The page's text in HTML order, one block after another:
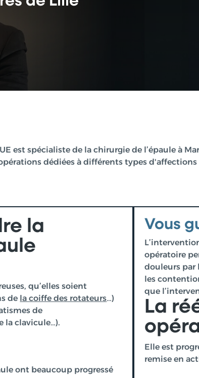
est spécialiste de la chirurgie de l’épaule à
dédiées à différents types
la
qu’elles soient
de la coiffe des rotateurs…)
de
la clavicule…).
ont beaucoup progressé
Vous
opératoire
douleurs par
les
que
La
Elle est
remise en